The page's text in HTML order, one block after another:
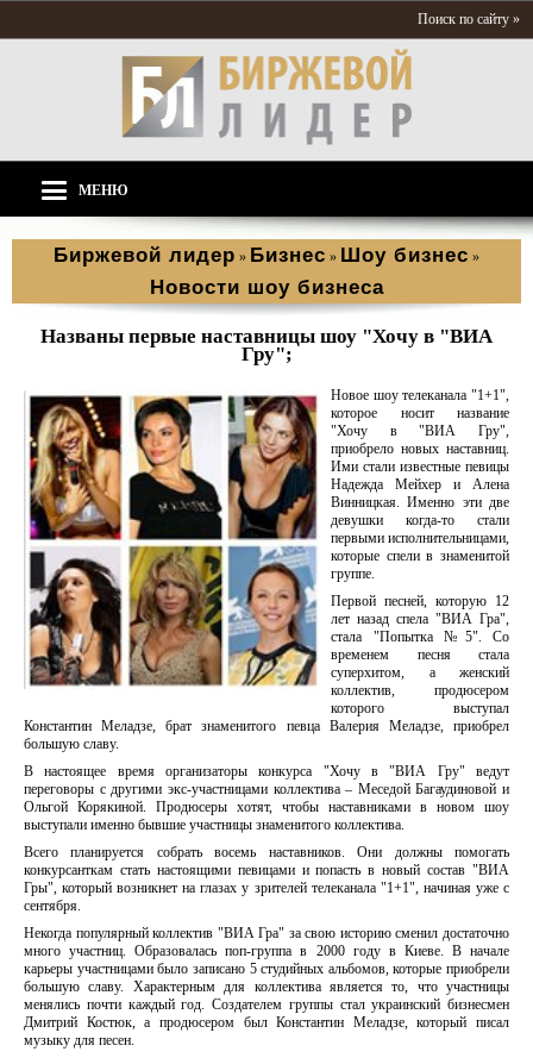
Поиск по сайту »
МЕНЮ
Биржевой лидер » Бизнес » Шоу бизнес »
Новости шоу бизнеса
Названы первые наставницы шоу "Хочу в "ВИА
Гру";
Новое шоу телеканала "1+1",
которое носит название
"Хочу в "ВИА Гру",
приобрело новых наставниц.
Ими стали известные певицы
Надежда Мейхер и Алена
Винницкая. Именно эти две
девушки когда-то стали
первыми исполнительницами,
которые спели в знаменитой
группе.
Первой песней, которую 12
лет назад спела "ВИА Гра",
стала "Попытка №5". Со
временем песня стала
суперхитом, а женский
коллектив, продюсером
которого выступал
Константин Меладзе, брат знаменитого певца Валерия Меладзе, приобрел
большую славу.
В настоящее время организаторы конкурса "Хочу в "ВИА Гру" ведут
переговоры с другими экс-участницами коллектива – Меседой Багаудиновой и
Ольгой Корякиной. Продюсеры хотят, чтобы наставниками в новом шоу
выступали именно бывшие участницы знаменитого коллектива.
Всего планируется собрать восемь наставников. Они должны помогать
конкурсанткам стать настоящими певицами и попасть в новый состав "ВИА
Гры", который возникнет на глазах у зрителей телеканала "1+1", начиная уже с
сентября.
Некогда популярный коллектив "ВИА Гра" за свою историю сменил достаточно
много участниц. Образовалась поп-группа в 2000 году в Киеве. В начале
карьеры участницами было записано 5 студийных альбомов, которые приобрели
большую славу. Характерным для коллектива является то, что участницы
менялись почти каждый год. Создателем группы стал украинский бизнесмен
Дмитрий Костюк, а продюсером был Константин Меладзе, который писал
музыку для песен.